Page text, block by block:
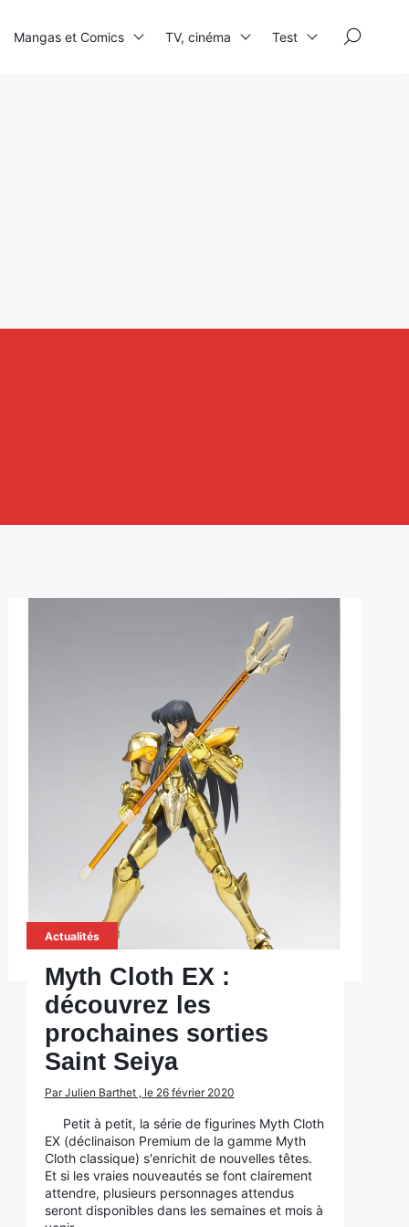
Actualités
Myth Cloth EX :
découvrez les
prochaines sorties
Saint Seiya
Par Julien Barthet , le 26 février 2020
Petit à petit, la série de figurines Myth Cloth
EX (déclinaison Premium de la gamme Myth
Cloth classique) s'enrichit de nouvelles têtes.
Et si les vraies nouveautés se font clairement
attendre, plusieurs personnages attendus
seront disponibles dans les semaines et mois à
Mangas et Comics TV, cinéma Test